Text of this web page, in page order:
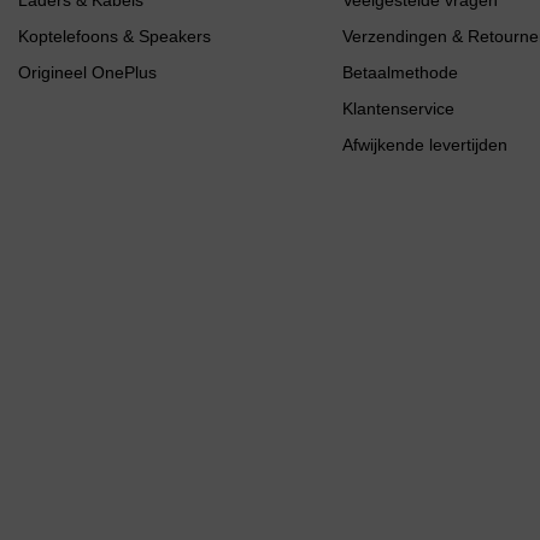
Koptelefoons & Speakers
Origineel OnePlus
Verzendingen &
Betaalmethode
Klantenservice
Afwijkende levertijden